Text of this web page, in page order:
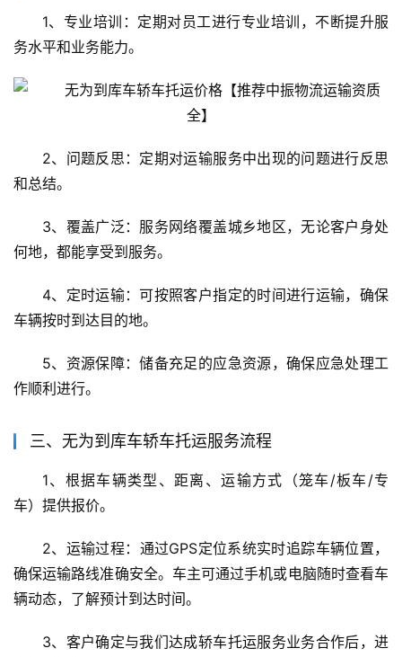
1、专业培训：定期对员工进行专业培训，不断提升服
务水平和业务能力。
2、问题反思：定期对运输服务中出现的问题进行反思
和总结。
3、覆盖广泛：服务网络覆盖城乡地区，无论客户身处
何地，都能享受到服务。
4、定时运输：可按照客户指定的时间进行运输，确保
车辆按时到达目的地。
5、资源保障：储备充足的应急资源，确保应急处理工
作顺利进行。
三、无为到库车轿车托运服务流程
1、根据车辆类型、距离、运输方式（笼车/板车/专
车）提供报价。
2、运输过程：通过GPS定位系统实时追踪车辆位置，
确保运输路线准确安全。车主可通过手机或电脑随时查看车
辆动态，了解预计到达时间。
3、客户确定与我们达成轿车托运服务业务合作后，进